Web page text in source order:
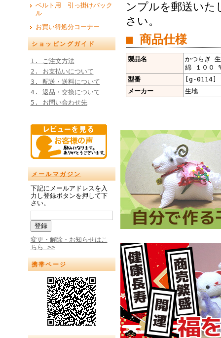
ベルト用 引っ掛けバック
ル
お買い得処分コーナー
ショッピングガイド
1. ご注文方法
2. お支払いについて
3. 配送・送料について
4. 返品・交換について
5. お問い合わせ先
メールマガジン
下記にメールアドレスを入
力し登録ボタンを押して下
さい。
変更・解除・お知らせはこ
ちら >>
携帯ページ
ンプルを郵送いた
さい。
■ 商品仕様
製品名
かつらぎ
綿 １００
型番
[g-0114]
メーカー
生地